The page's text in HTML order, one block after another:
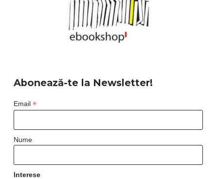
Abonează-te la Newsletter!
Email *
Nume
Interese